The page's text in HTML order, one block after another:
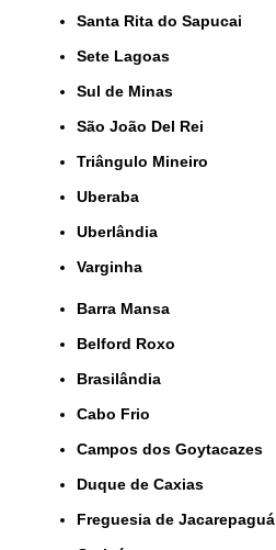
Santa Rita do Sapucai
Sete Lagoas
Sul de Minas
São João Del Rei
Triângulo Mineiro
Uberaba
Uberlândia
Varginha
Barra Mansa
Belford Roxo
Brasilândia
Cabo Frio
Campos dos Goytacazes
Duque de Caxias
Freguesia de Jacarepaguá